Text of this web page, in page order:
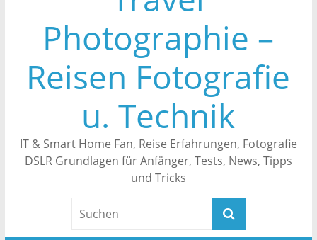
Photographie –
Reisen Fotografie
u. Technik
IT & Smart Home Fan, Reise Erfahrungen, Fotografie
DSLR Grundlagen für Anfänger, Tests, News, Tipps
und Tricks